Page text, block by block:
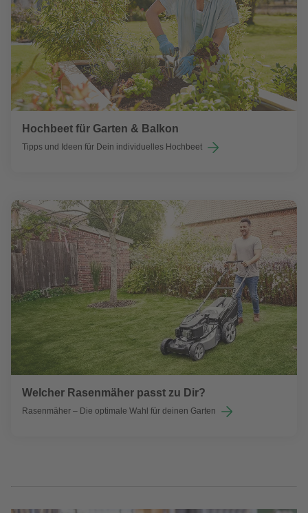
Hochbeet für Garten & Balkon
Tipps und Ideen für Dein individuelles Hochbeet
Welcher Rasenmäher passt zu Dir?
Rasenmäher – Die optimale Wahl für deinen Garten